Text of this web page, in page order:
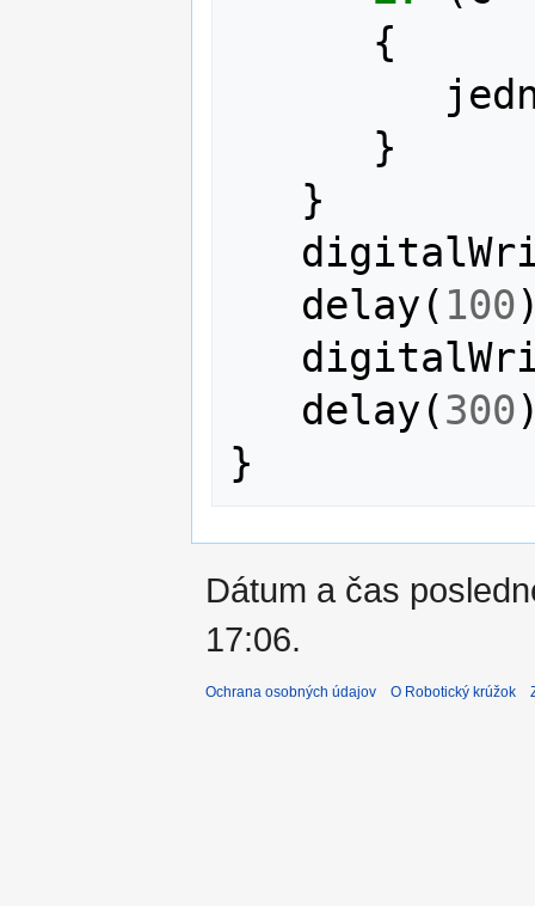
{
}
}
delay ( 100
delay (300
}
Dátum a čas
17:06.
Ochrana osobných údajov O Robotický krúžok